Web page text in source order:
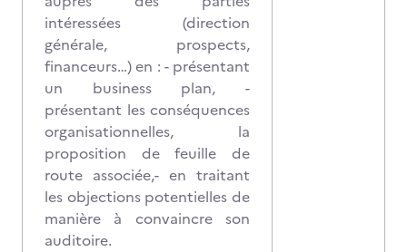
intéressées (direction
générale, prospects,
financeurs…) en : - présentant
un business plan, -
présentant les conséquences
organisationnelles, la
proposition de feuille de
route associée,- en traitant
les objections potentielles de
manière à convaincre son
auditoire.